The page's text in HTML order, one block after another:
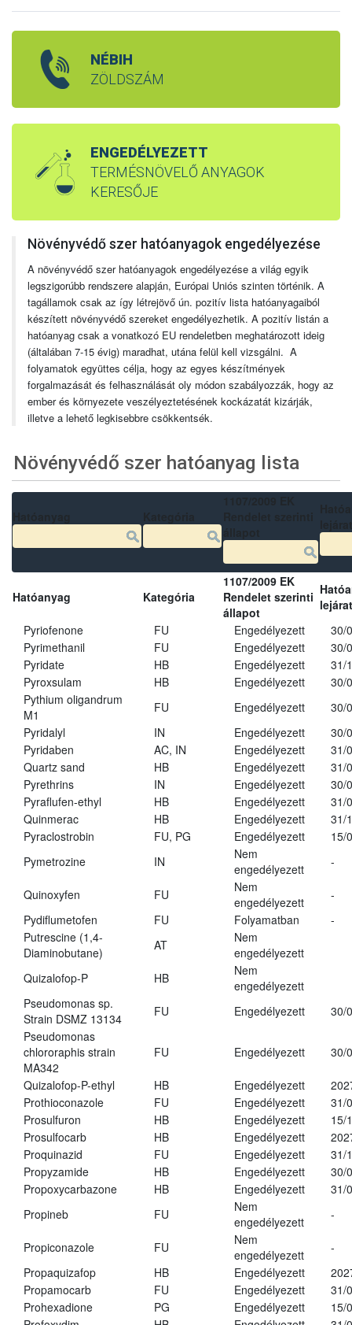
NÉBIH
ZÖLDSZÁM
ENGEDÉLYEZETT
TERMÉSNÖVELŐ ANYAGOK
KERESŐJE
Növényvédő szer hatóanyagok engedélyezése
A növényvédő szer hatóanyagok engedélyezése a világ egyik
legszigorúbb rendszere alapján, Európai Uniós szinten történik. A
tagállamok csak az így létrejövő ún. pozitív lista hatóanyagaiból
készített növényvédő szereket engedélyezhetik. A pozitív listán a
hatóanyag csak a vonatkozó EU rendeletben meghatározott ideig
(általában 7-15 évig) maradhat, utána felül kell vizsgálni. A
folyamatok együttes célja, hogy az egyes készítmények
forgalmazását és felhasználását oly módon szabályozzák, hogy az
ember és környezete veszélyeztetésének kockázatát kizárják,
illetve a lehető legkisebbre csökkentsék.
Növényvédő szer hatóanyag lista
Hatóanyag Kategória
1107/2009 EK
Rendelet szerinti
állapot
Pyriofenone
FU Engedélyezett
30/
Pyrimethanil
FU Engedélyezett
30/
Pyridate
HB Engedélyezett
31/
Pyroxsulam
HB Engedélyezett
30/
Pythium oligandrum
M1
FU Engedélyezett
30/
Pyridalyl
IN Engedélyezett
30/
Pyridaben
AC, IN Engedélyezett
31/
Quartz sand
HB Engedélyezett
31/
Pyrethrins
IN Engedélyezett
30/
Pyraflufen-ethyl
HB Engedélyezett
31/
Quinmerac
HB Engedélyezett
31/
Pyraclostrobin
FU, PG Engedélyezett
15/
Pymetrozine
IN
Nem
engedélyezett
-
Quinoxyfen FU
Nem
engedélyezett
-
Pydiflumetofen
FU Folyamatban
-
Putrescine (1,4-
Diaminobutane)
AT
Nem
engedélyezett
Quizalofop-P
HB
Nem
engedélyezett
Pseudomonas sp.
Strain DSMZ 13134
FU Engedélyezett
30/
Pseudomonas
chlororaphis strain
MA342
FU Engedélyezett 30/
Quizalofop-P-ethyl HB Engedélyezett
Prothioconazole
FU Engedélyezett
31/
Prosulfuron
HB Engedélyezett
15/
Prosulfocarb
HB Engedélyezett
Proquinazid
FU Engedélyezett
31/
Propyzamide
HB Engedélyezett
30/
Propoxycarbazone
HB Engedélyezett
31/
Propineb
FU
Nem
engedélyezett
-
Propiconazole FU
Nem
engedélyezett
-
Propaquizafop
HB Engedélyezett
Propamocarb
FU Engedélyezett
31/
Prohexadione
PG Engedélyezett
15/